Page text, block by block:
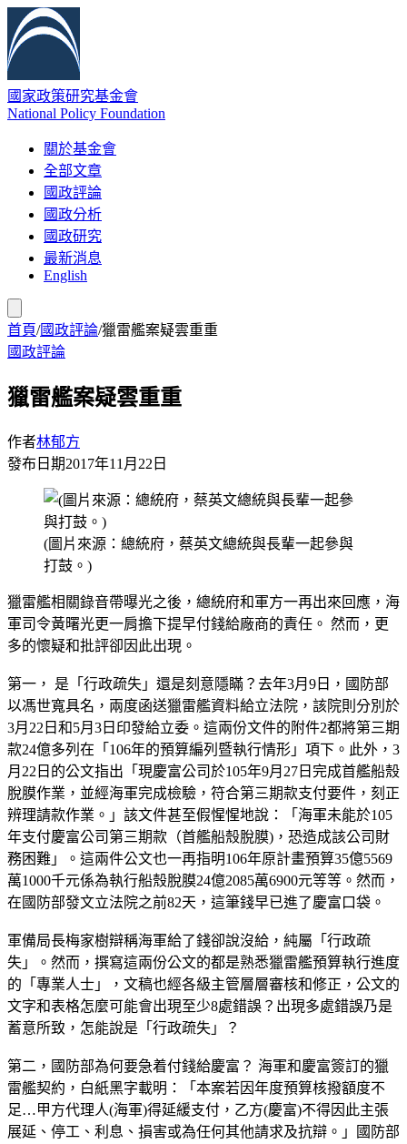
國家政策研究基金會
National Policy Foundation
關於基金會
全部文章
國政評論
國政分析
國政研究
最新消息
English
首頁/國政評論/獵雷艦案疑雲重重
國政評論
獵雷艦案疑雲重重
作者林郁方
發布日期2017年11月22日
(圖片來源：總統府，蔡英文總統與長輩一起參與
打鼓。)
獵雷艦相關錄音帶曝光之後，總統府和軍方一再出來回應，海
軍司令黃曙光更一肩擔下提早付錢給廠商的責任。 然而，更
多的懷疑和批評卻因此出現。
第一， 是「行政疏失」還是刻意隱瞞？去年3月9日，國防部
以馮世寬具名，兩度函送獵雷艦資料給立法院，該院則分別於
3月22日和5月3日印發給立委。這兩份文件的附件2都將第三期
款24億多列在「106年的預算編列暨執行情形」項下。此外，3
月22日的公文指出「現慶富公司於105年9月27日完成首艦船殼
脫膜作業，並經海軍完成檢驗，符合第三期款支付要件，刻正
辨理請款作業。」該文件甚至假惺惺地說：「海軍未能於105
年支付慶富公司第三期款（首艦船殼脫膜)，恐造成該公司財
務困難」。這兩件公文也一再指明106年原計畫預算35億5569
萬1000千元係為執行船殼脫膜24億2085萬6900元等等。然而，
在國防部發文立法院之前82天，這筆錢早已進了慶富口袋。
軍備局長梅家樹辯稱海軍給了錢卻說沒給，純屬「行政疏
失」。然而，撰寫這兩份公文的都是熟悉獵雷艦預算執行進度
的「專業人士」，文稿也經各級主管層層審核和修正，公文的
文字和表格怎麼可能會出現至少8處錯誤？出現多處錯誤乃是
蓄意所致，怎能說是「行政疏失」？
第二，國防部為何要急着付錢給慶富？ 海軍和慶富簽訂的獵
雷艦契約，白紙黑字載明：「本案若因年度預算核撥額度不
足…甲方代理人(海軍)得延緩支付，乙方(慶富)不得因此主張
展延、停工、利息、損害或為任何其他請求及抗辯。」國防部